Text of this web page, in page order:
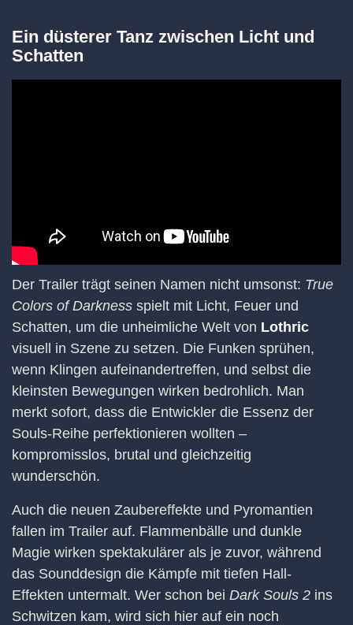
Ein düsterer Tanz zwischen Licht und
Schatten
Der Trailer trägt seinen Namen nicht umsonst: True
Colors of Darkness spielt mit Licht, Feuer und
Schatten, um die unheimliche Welt von Lothric
visuell in Szene zu setzen. Die Funken sprühen,
wenn Klingen aufeinandertreffen, und selbst die
kleinsten Bewegungen wirken bedrohlich. Man
merkt sofort, dass die Entwickler die Essenz der
Souls-Reihe perfektionieren wollten –
kompromisslos, brutal und gleichzeitig
wunderschön.
Auch die neuen Zaubereffekte und Pyromantien
fallen im Trailer auf. Flammenbälle und dunkle
Magie wirken spektakulärer als je zuvor, während
das Sounddesign die Kämpfe mit tiefen Hall-
Effekten untermalt. Wer schon bei Dark Souls 2 ins
Schwitzen kam, wird sich hier auf ein noch